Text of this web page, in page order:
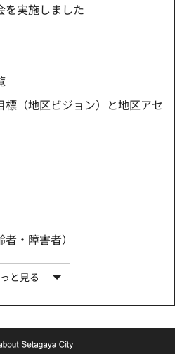
を実施しました
標（地区ビジョン）と地区アセ
・障害者）
と見る